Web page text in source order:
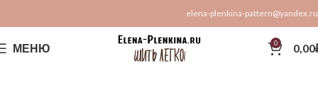
elena-plenkina-pattern@yandex.ru
МЕНЮ 0 0,00